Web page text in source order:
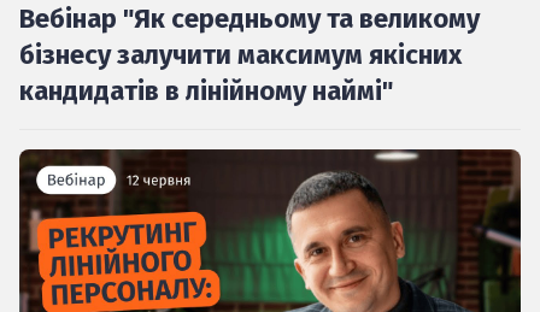
Вебінар "Як середньому та великому
бізнесу залучити максимум якісних
кандидатів в лінійному наймі"